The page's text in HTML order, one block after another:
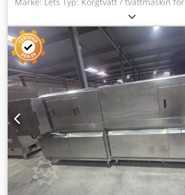
Korgtvätten är justerbar i höjd och bredd.
tvålpump Dsdpoznh D Dofx Andjkr
bredd x höjd 650 mm x 240 mm Lämplig
600 mm breda. Totala mått för maskinen:
höjd 3200 mm x 1200 mm x 2150 mm Det
besöka oss och se denna korgtvätt på
önskemål, tveka inte att kontakta oss. Med
hälsningar, Leo Holland